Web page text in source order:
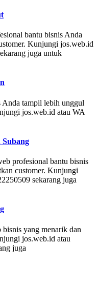
bantu bisnis Anda
Kunjungi jos.web.id
juga untuk
Anda tampil lebih unggul
jos.web.id atau WA
Subang
profesional bantu bisnis
customer. Kunjungi
sekarang juga
yang menarik dan
jos.web.id atau
juga